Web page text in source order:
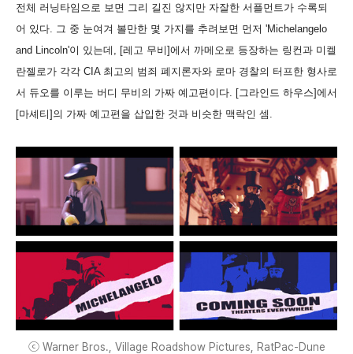
전체 러닝타임으로 보면 그리 길진 않지만 자잘한 서플먼트가 수록되
어 있다. 그 중 눈여겨 볼만한 몇 가지를 추려보면 먼저 'Michelangelo
and Lincoln'이 있는데, [레고 무비]에서 까메오로 등장하는 링컨과 미켈
란젤로가 각각 CIA 최고의 범죄 폐지론자와 로마 경찰의 터프한 형사로
서 듀오를 이루는 버디 무비의 가짜 예고편이다. [그라인드 하우스]에서
[마셰티]의 가짜 예고편을 삽입한 것과 비슷한 맥락인 셈.
ⓒ Warner Bros., Village Roadshow Pictures, RatPac-Dune